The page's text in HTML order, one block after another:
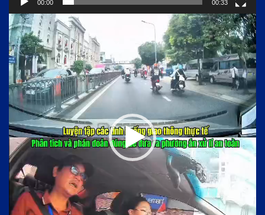
00:00 00:33
Trình
chơi
Video